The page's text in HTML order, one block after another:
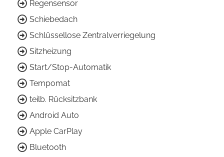
Regensensor
Schiebedach
Schlüssellose Zentralverriegelung
Sitzheizung
Start/Stop-Automatik
Tempomat
teilb. Rücksitzbank
Android Auto
Apple CarPlay
Bluetooth